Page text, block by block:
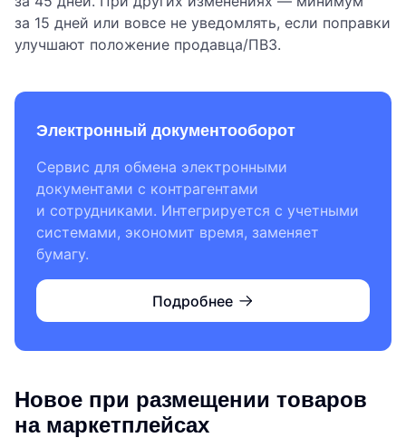
за 15 дней или вовсе не уведомлять, если поправки
улучшают положение продавца/ПВЗ.
Электронный документооборот
Сервис для обмена электронными
документами с контрагентами
и сотрудниками. Интегрируется с учетными
системами, экономит время, заменяет
бумагу.
Подробнее
Новое при размещении товаров
на маркетплейсах